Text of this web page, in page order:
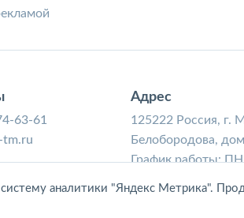
63-61
tm.ru
Адрес
125222 Россия, г.
Белобородова,
График работы:
аналитики "Яндекс Метрика".